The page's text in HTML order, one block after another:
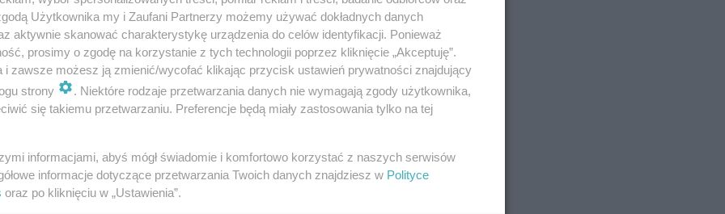
Ostrów
w Letnich
Oliwier Wierzchowski z PUKS Orka
Ostrów Mazowiecka bardzo dobrze
zaprezentował się po...
Użytkownika my i Zaufani Partnerzy możemy używać dokładnych danych
aktywnie skanować charakterystykę urządzenia do celów identyfikacji. Ponieważ
prosimy o zgodę na korzystanie z tych technologii poprzez kliknięcie „Akceptuję”.
i zawsze możesz ją zmienić/wycofać klikając przycisk ustawień prywatności znajdujący
strony
. Niektóre rodzaje przetwarzania danych nie wymagają zgody użytkownika,
się takiemu przetwarzaniu. Preferencje będą miały zastosowania tylko na tej
informacjami, abyś mógł świadomie i komfortowo korzystać z naszych serwisów
informacje dotyczące przetwarzania Twoich danych znajdziesz w Polityce
oraz po kliknięciu w „Ustawienia”.